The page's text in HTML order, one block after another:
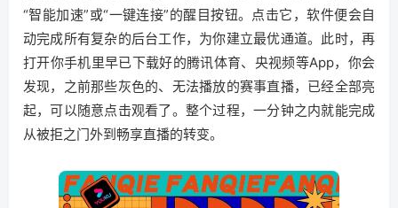
“智能加速”或“一键连接”的醒目按钮。点击它，软件便会自
动完成所有复杂的后台工作，为你建立最优通道。此时，再
打开你手机里早已下载好的腾讯体育、央视频等App，你会
发现，之前那些灰色的、无法播放的赛事直播，已经全部亮
起，可以随意点击观看了。整个过程，一分钟之内就能完成
从被拒之门外到畅享直播的转变。